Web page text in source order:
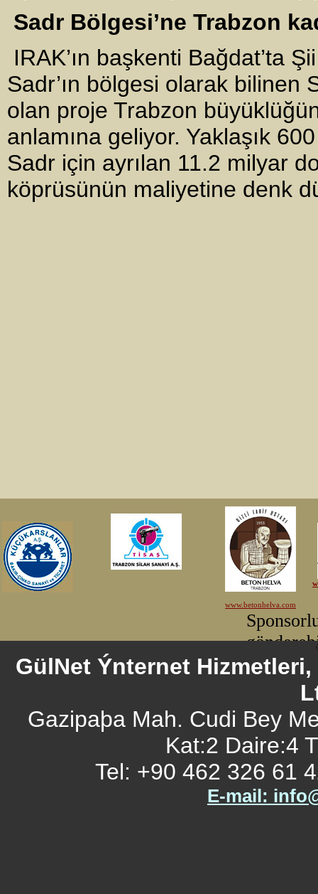
Sadr Bölgesi’ne Trabzon
IRAK’ın başkenti Bağdat’ta
Sadr’ın bölgesi olarak bilinen
olan proje Trabzon
anlamına geliyor. Yaklaşık
Sadr için ayrılan 11.2 milyar
köprüsünün maliyetine denk
GülNet Ýnternet
Gazipaþa Mah. Cudi Bey
Kat:2 Daire:4
Tel: +90 462 326 61
E-mail: